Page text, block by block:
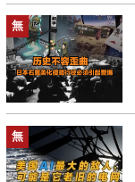
無
無